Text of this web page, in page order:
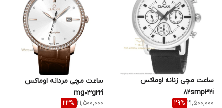
ساعت مچی زنانه اوماکس
82smp32i
21,500,000
29%
ساعت مچی مردانه اوماکس
mg03g22i
21,500,000
23%